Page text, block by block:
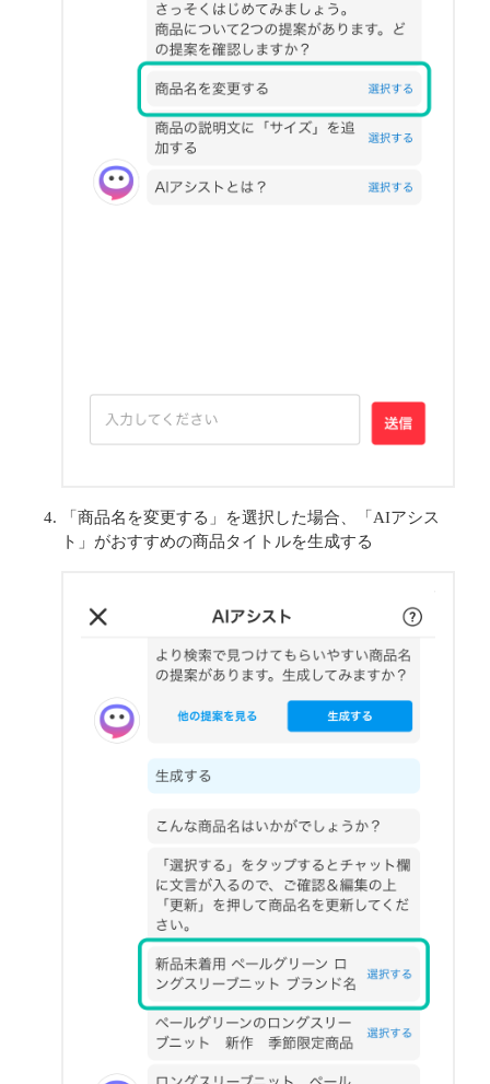
「商品名を変更する」を選択した場合、「AIアシス
ト」がおすすめの商品タイトルを生成する